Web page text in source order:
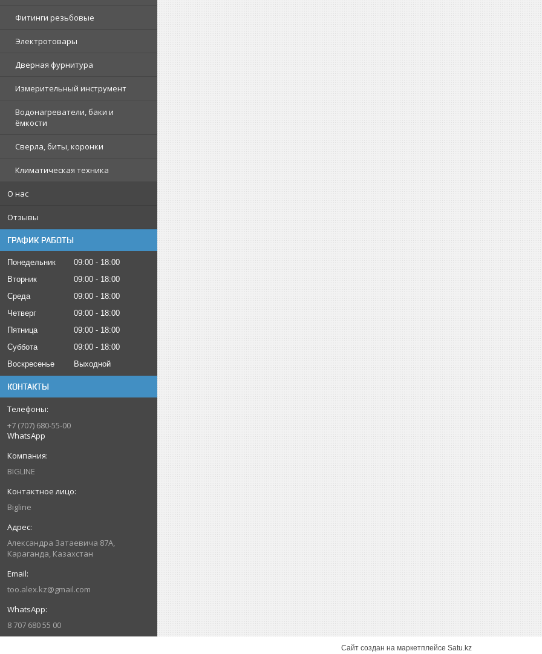
Фитинги резьбовые
Электротовары
Дверная фурнитура
Измерительный инструмент
Водонагреватели, баки и
ёмкости
Сверла, биты, коронки
Климатическая техника
О нас
Отзывы
ГРАФИК РАБОТЫ
Понедельник 09:00
18:00
Вторник
09:00
18:00
Среда
09:00
18:00
Четверг
09:00
18:00
Пятница
09:00
18:00
Суббота
09:00
18:00
Воскресенье
Выходной
КОНТАКТЫ
+7 (707) 680-55-00
WhatsApp
BIGLINE
Bigline
Александра Затаевича 87А,
Караганда, Казахстан
too.alex.kz@gmail.com
8 707 680 55 00
Сайт создан на маркетплейсе Satu.kz